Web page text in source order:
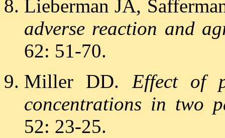
Lieberman JA,
adverse reaction and
62: 51-70.
Miller DD. Effect of
concentrations in two
52: 23-25.